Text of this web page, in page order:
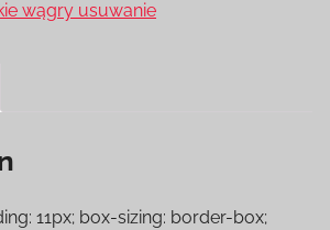
wągry usuwanie
11px; box-sizing: border-box;